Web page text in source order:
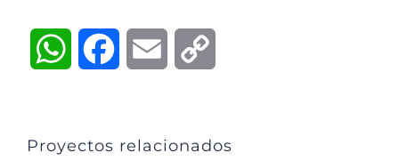
WhatsAppFacebookEmail
Proyectos relacionados